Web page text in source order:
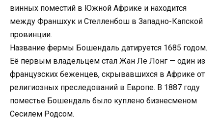
винных поместий в Южной Африке и находится
между Франшхук и Стелленбош в Западно-Капской
провинции.
Название фермы Бошендаль датируется 1685 годом.
Её первым владельцем стал Жан Ле Лонг — один из
французских беженцев, скрывавшихся в Африке от
религиозных преследований в Европе. В 1887 году
поместье Бошендаль было куплено бизнесменом
Сесилем Родсом.